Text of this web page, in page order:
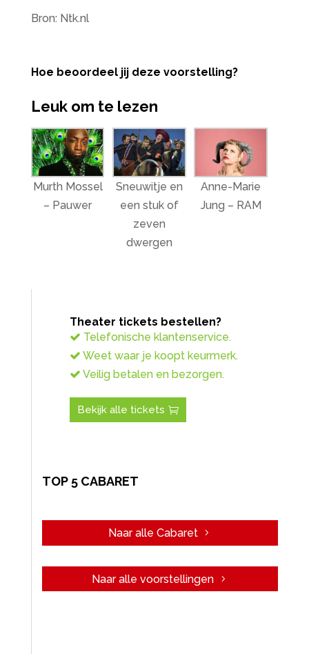
Bron: Ntk.nl
Hoe beoordeel jij deze voorstelling?
Leuk om te lezen
Murth Mossel
– Pauwer
Sneuwitje en
een stuk of
zeven
dwergen
Anne-Marie
Jung – RAM
Theater tickets bestellen?
Telefonische klantenservice.
Weet waar je koopt keurmerk.
Veilig betalen en bezorgen.
Bekijk alle tickets
TOP 5 CABARET
Naar alle Cabaret
Naar alle voorstellingen